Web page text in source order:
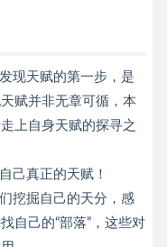
现天赋的第一步，是
赋并非无章可循，本
上自身天赋的探寻之
己真正的天赋！
挖掘自己的天分，感
自己的“部落”，这些对